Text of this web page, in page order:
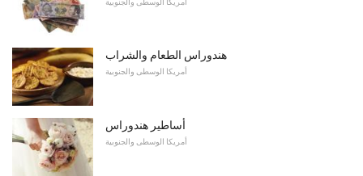
هندوراس الطعام والشراب
أمريكا الوسطى والجنوبية
أساطير هندوراس
أمريكا الوسطى والجنوبية